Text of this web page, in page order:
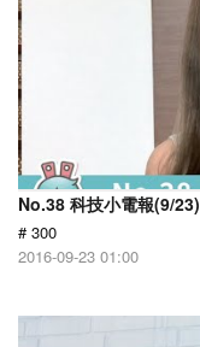
No.38 科技小電報(9/23)
# 300
2016-09-23 01:00